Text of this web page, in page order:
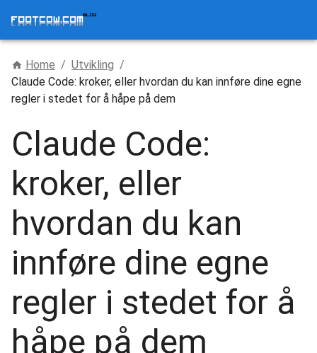
Home / Utvikling /
Claude Code: kroker, eller hvordan du kan innføre dine egne
regler i stedet for å håpe på dem
Claude Code:
kroker, eller
hvordan du kan
innføre dine egne
regler i stedet for å
håpe på dem